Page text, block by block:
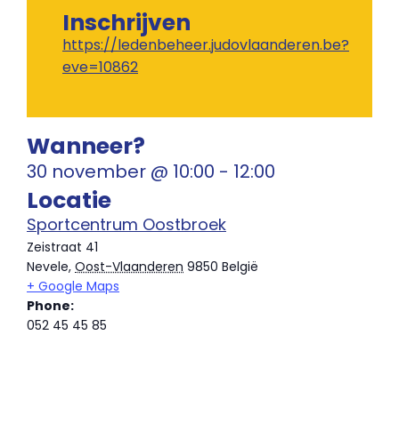
Inschrijven
https://ledenbeheer.judovlaanderen.be?
eve=10862
Wanneer?
30 november @ 10:00 - 12:00
Locatie
Sportcentrum Oostbroek
Zeistraat 41
Nevele, Oost-Vlaanderen 9850 België
+ Google Maps
Phone:
052 45 45 85